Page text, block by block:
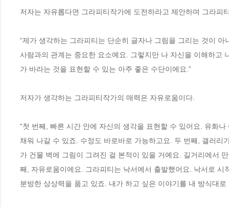
저자는 자유롭다면 그라피티작가에 도전하라고 제안하며 그라
“제가 생각하는 그라피티는 단순히 글자나 그림을 그리는 것이
사람과의 관계는 중요한 요소예요. 그렇지만 나 자신을 이해하고
가 바라는 것을 표현할 수 있는 아주 좋은 수단이에요.”
저자가 생각하는 그라피티작가의 매력은 자유로움이다.
“첫 번째, 빠른 시간 안에 자신의 생각을 표현할 수 있어요. 유화
채워 나갈 수 있죠. 수정도 바로바로 가능하고요. 두 번째, 갤러
가 건물 벽에 그림이 그려진 걸 본적이 있을 거예요. 길거리에서
째, 자유로움이에요. 그라피티는 낙서에서 출발했어요. 낙서로
분방한 상상력을 품고 있죠. 내가 하고 싶은 이야기를 내 방식대로